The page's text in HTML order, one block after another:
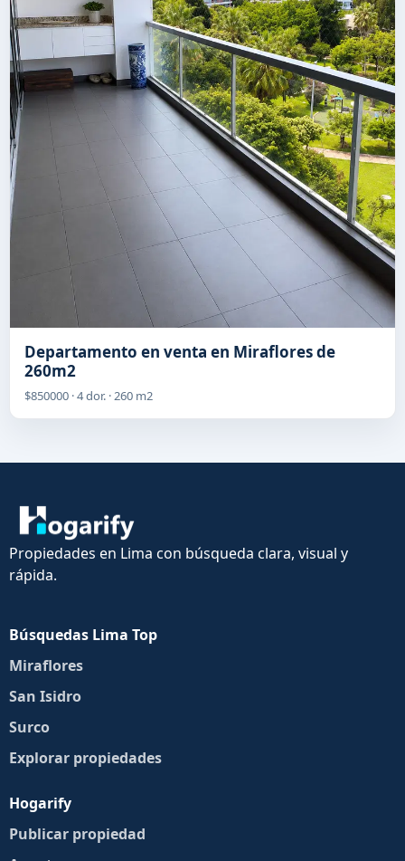
Departamento en venta en Miraflores de
260m2
$850000 · 4 dor. · 260 m2
Propiedades en Lima con búsqueda clara, visual y
rápida.
Búsquedas Lima Top
Miraflores
San Isidro
Surco
Explorar propiedades
Hogarify
Publicar propiedad